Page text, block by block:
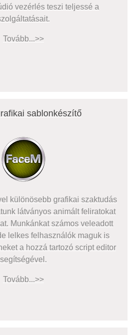
vezérlés teszi teljessé a
Tovább...>>
sablonkészítő
különösebb grafikai szaktudás
látványos animált feliratokat
Munkánkat számos veleadott
lelkes felhasználók maguk is
a hozzá tartozó script editor
segítségével.
Tovább...>>